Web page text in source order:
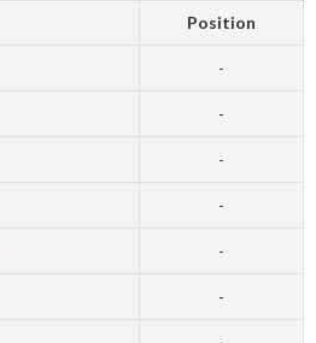
Position
-
-
-
-
-
-